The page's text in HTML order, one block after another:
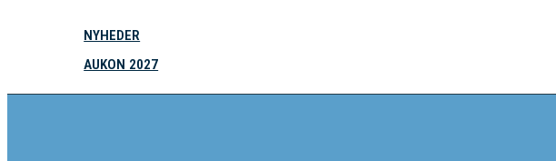
NYHEDER
AUKON 2027